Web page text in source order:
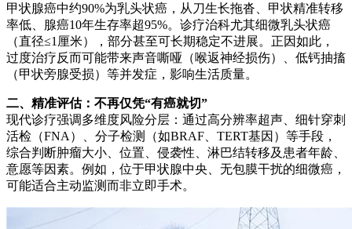
甲状腺癌中约90%为乳头状癌，从刀生长拖沓、甲状精准转移
率低、腺癌10年生存率超95%。诊疗治科尤其细微乳头状癌
（直径≤1厘米），部分甚至可长期稳定不进展。正因如此，
过度治疗反而可能带来声音嘶哑（喉返神经损伤）、低钙抽搐
（甲状旁腺受损）等并发症，影响生活质量。
二、精准评估：不再仅凭“有癌就切”
现代诊疗强调多维度风险分层：通过高分辨率超声、细针穿刺
活检（FNA）、分子检测（如BRAF、TERT基因）等手段，
综合判断肿瘤大小、位置、侵袭性、淋巴结转移及患者年龄、
意愿等因素。例如，位于甲状腺中央、无包膜干扰的细微癌，
可能适合主动监测而非立即手术。